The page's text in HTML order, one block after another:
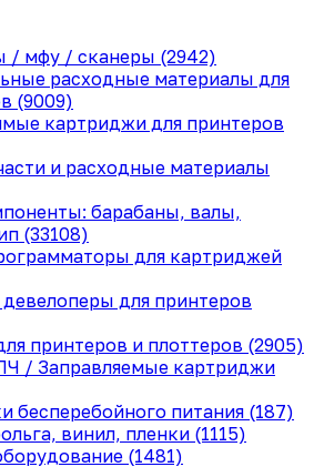
/ мфу / сканеры (2942)
расходные материалы для
(9009)
картриджи для принтеров
и расходные материалы
барабаны, валы,
(33108)
для картриджей
для принтеров
принтеров и плоттеров (2905)
/ Заправляемые картриджи
бесперебойного питания (187)
винил, пленки (1115)
(1481)